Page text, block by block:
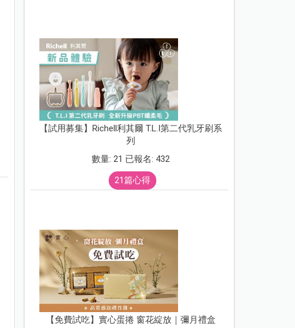
【試用募集】Richell利其爾 T.L.I第二代乳牙刷系
列
數量: 21 已報名: 432
21篇心得
【免費試吃】實心蛋捲 窗花綻放｜彌月禮盒